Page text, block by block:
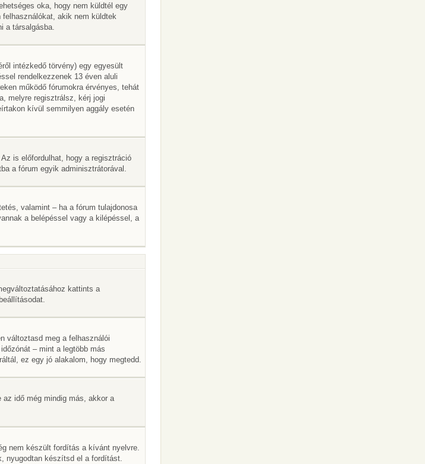
oka, hogy nem küldtél egy
akik nem küldtek
a társalgásba.
intézkedő törvény) egy egyesült
rendelkezzenek 13 éven aluli
működő fórumokra érvényes, tehát
melyre regisztrálsz, kérj jogi
kívül semmilyen aggály esetén
is előfordulhat, hogy a regisztráció
a fórum egyik adminisztrátorával.
valamint – ha a fórum tulajdonosa
a belépéssel vagy a kilépéssel, a
kattints a
változtasd meg a felhasználói
– mint a legtöbb más
ez egy jó alakalom, hogy megtedd.
idő még mindig más, akkor a
nem készült fordítás a kívánt nyelvre.
nyugodtan készítsd el a fordítást.